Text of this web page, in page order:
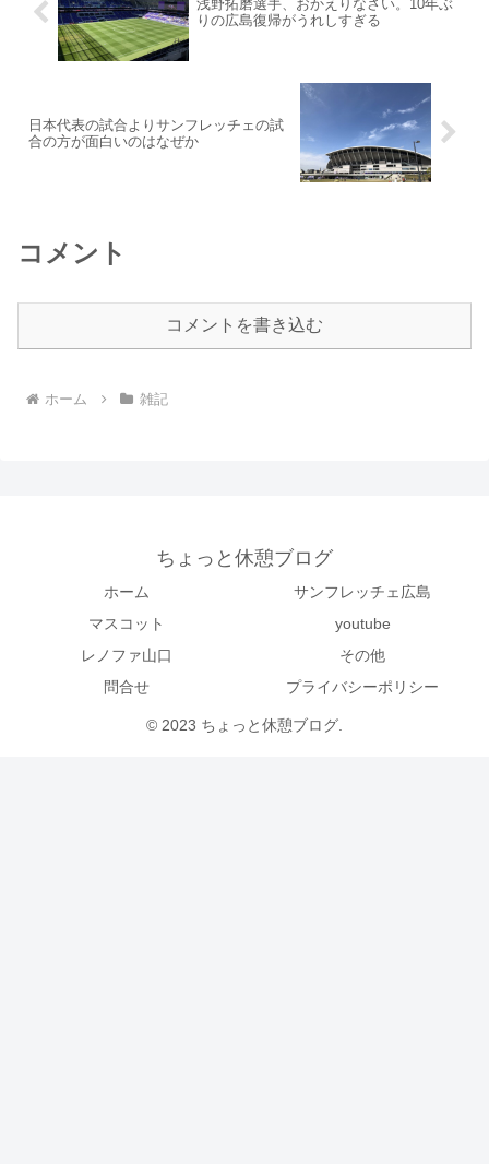
浅野拓磨選手、おかえりなさい。10年ぶ
りの広島復帰がうれしすぎる
日本代表の試合よりサンフレッチェの試
合の方が面白いのはなぜか
コメント
コメントを書き込む
ホーム 雑記
ちょっと休憩ブログ
ホーム
サンフレッチェ広島
マスコット
youtube
レノファ山口
その他
問合せ
プライバシーポリシー
© 2023 ちょっと休憩ブログ.